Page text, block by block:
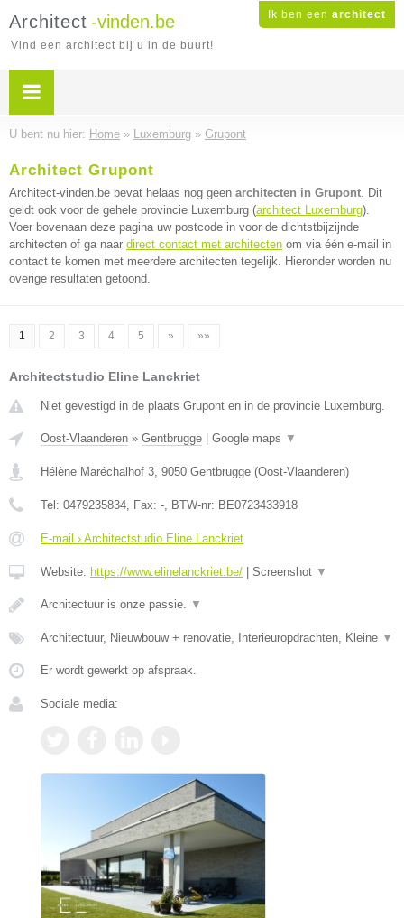
Ik ben een architect
Architect -vinden.be
Vind een architect bij u in de buurt!
U bent nu hier: Home » Luxemburg » Grupont
Architect Grupont
Architect-vinden.be bevat helaas nog geen architecten in Grupont. Dit
geldt ook voor de gehele provincie Luxemburg (architect Luxemburg).
Voer bovenaan deze pagina uw postcode in voor de dichtstbijzijnde
architecten of ga naar direct contact met architecten om via één e-mail in
contact te komen met meerdere architecten tegelijk. Hieronder worden nu
overige resultaten getoond.
1 2 3 4 5 » »»
Architectstudio Eline Lanckriet
Niet gevestigd in de plaats Grupont en in de provincie Luxemburg.
Oost-Vlaanderen » Gentbrugge Google maps ▼
Hélène Maréchalhof 3, 9050 Gentbrugge (Oost-Vlaanderen)
Tel: 0479235834, Fax: -, BTW-nr: BE0723433918
E-mail › Architectstudio Eline Lanckriet
Website: https://www.elinelanckriet.be/ Screenshot ▼
Architectuur is onze passie. ▼
Architectuur, Nieuwbouw + renovatie, Interieuropdrachten, Kleine ▼
Er wordt gewerkt op afspraak.
Sociale media: